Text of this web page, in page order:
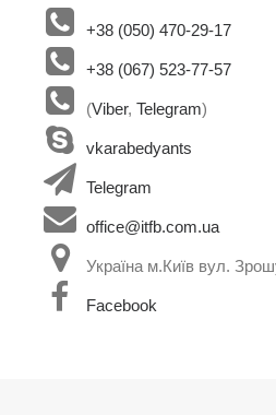
+38 (050) 470-29-17
+38 (067) 523-77-57
(Viber, Telegram)
vkarabedyants
Telegram
office@itfb.com.ua
Україна м.Київ вул.
Facebook